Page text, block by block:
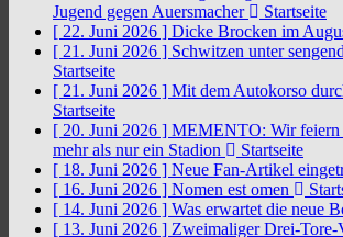
Jugend gegen Auersmacher
Startseite
[ 22. Juni 2026 ] Dicke Brocken im
[ 21. Juni 2026 ] Schwitzen unter
Startseite
[ 21. Juni 2026 ] Mit dem Autokorso
Startseite
[ 20. Juni 2026 ] MEMENTO: Wir feiern
mehr als nur ein Stadion
Startseite
[ 18. Juni 2026 ] Neue Fan-Artikel
[ 16. Juni 2026 ] Nomen est omen
[ 14. Juni 2026 ] Was erwartet die neue
[ 13. Juni 2026 ] Zweimaliger Drei-Tore-